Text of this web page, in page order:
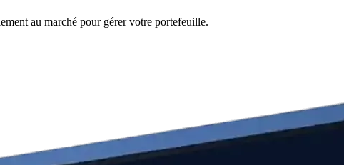
au marché pour gérer votre portefeuille.